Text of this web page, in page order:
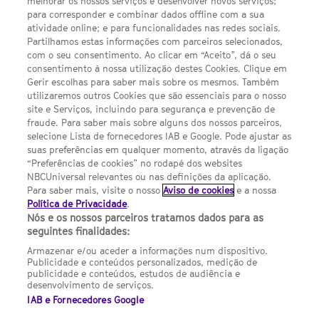
Escolhas de Anúncios
Política de privacidade
Termos E Condições
FILMES
UMA DIVISÃO DA NBCUNIVERSAL
Contact us by email: contact.SYFYPortugal@ncbuni.com
NBC Universal Global Networks España S.L.U. is wholly owned
by Universal Studios International BV
NBC Universal Global Networks, S.L.U. Paseo de la Castellana,
95. Planta 10 Edificio Torre Europa 28046 Madrid B-82227893
SYFY Portugal is subject to Spanish jurisdiction and regulated
para corresponder e combinar dados offline com a sua
atividade online; e para funcionalidades nas redes sociais.
Partilhamos estas informações com parceiros selecionados,
com o seu consentimento. Ao clicar em “Aceito”, dá o seu
consentimento à nossa utilização destes Cookies. Clique em
Gerir escolhas para saber mais sobre os mesmos. Também
utilizaremos outros Cookies que são essenciais para o nosso
site e Serviços, incluindo para segurança e prevenção de
fraude. Para saber mais sobre alguns dos nossos parceiros,
selecione Lista de fornecedores IAB e Google. Pode ajustar as
suas preferências em qualquer momento, através da ligação
“Preferências de cookies” no rodapé dos websites
NBCUniversal relevantes ou nas definições da aplicação.
Para saber mais, visite o nossoAviso de cookies e a nossa
Política de Privacidade.
Nós e os nossos parceiros tratamos dados para as
seguintes finalidades:
Armazenar e/ou aceder a informações num dispositivo.
Publicidade e conteúdos personalizados, medição de
publicidade e conteúdos, estudos de audiência e
desenvolvimento de serviços.
IAB e Fornecedores Google